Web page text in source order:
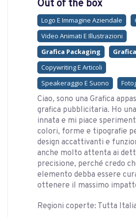
Out of the box
Logo E Immagine Aziendale
Video Animati E Illustrazioni
Grafica Packaging
Copywriting E Articoli
Speakeraggio E Suono
Ciao, sono una Grafica
grafica pubblicitaria. Ho
innata e mi piace
colori, forme e tipografie
design accattivanti e
anche molto attenta ai
precisione, perché credo
elemento debba essere
ottenere il massimo
Regioni coperte: Tutta